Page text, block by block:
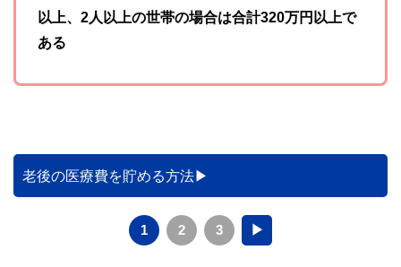
以上、2人以上の世帯の場合は合計320万円以上で
ある
老後の医療費を貯める方法
1 2 3 ▶